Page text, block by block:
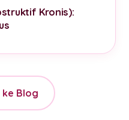
Kronis):
Blog